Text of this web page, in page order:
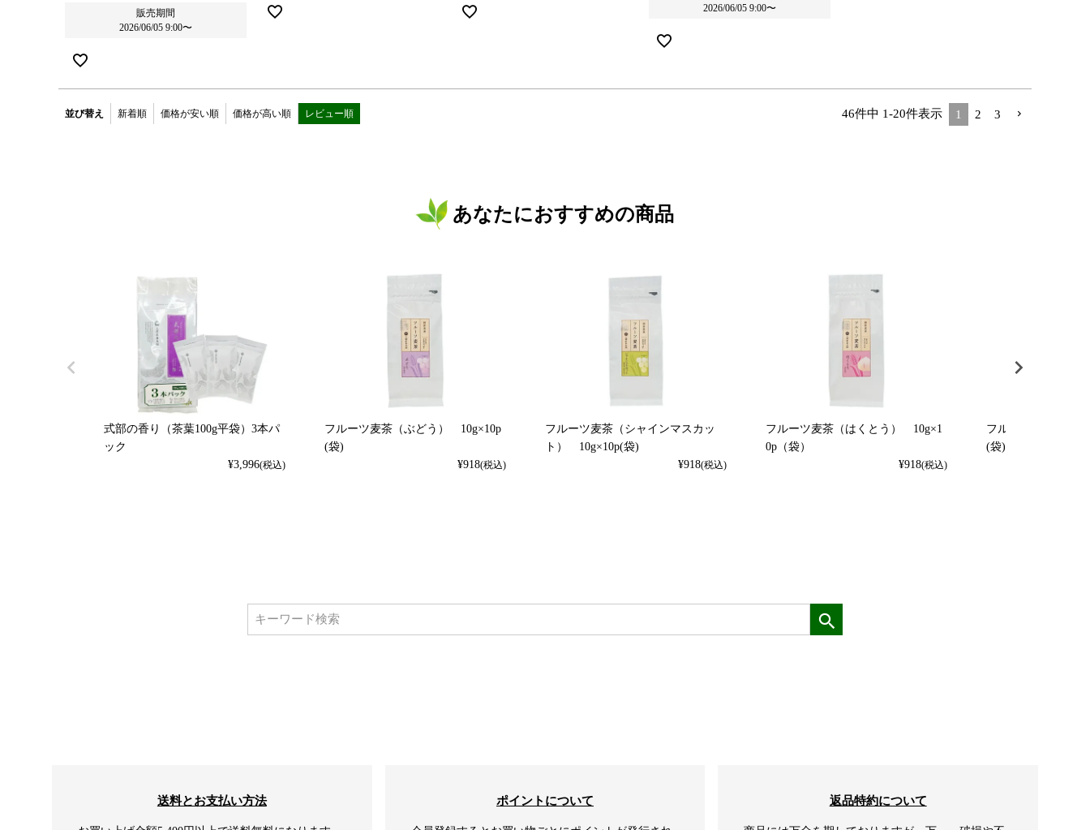
販売期間
2026/06/05 9:00〜
2026/06/05 9:00〜
並び替え 新着順 価格が安い順 価格が高い順 レビュー順 46件中 1-20件表示 1 2 3
あなたにおすすめの商品
式部の香り（茶葉100g平袋）3本パ
ック
¥3,996(税込)
フルーツ麦茶（ぶどう） 10g×10p
(袋)
¥918(税込)
フルーツ麦茶（シャインマスカッ
ト） 10g×10p(袋)
¥918(税込)
フルーツ麦茶（はくとう） 10g×1
0p（袋）
¥918(税込)
フルーツ麦茶（れ
(袋)
送料とお支払い方法 ポイントについて 返品特約について